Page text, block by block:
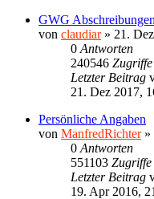
GWG
von claudiar» 21.
0 Antworten
240546 Zugriffe
Letzter Beitrag
21. Dez 2017,
Persönliche Angaben
von ManfredRichter»
0 Antworten
551103 Zugriffe
Letzter Beitrag
19. Apr 2016,